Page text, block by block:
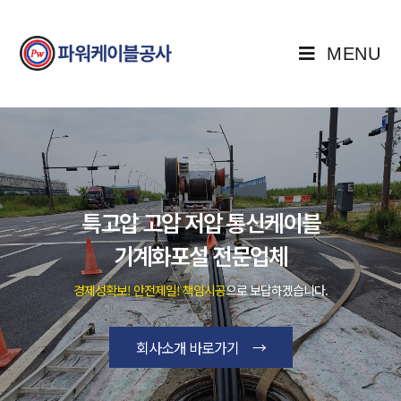
MENU
특고압 고압 저압 통신케이블
기계화포설 전문업체
경제성확보! 안전제일! 책임시공으로 보답하겠습니다.
회사소개 바로가기 →